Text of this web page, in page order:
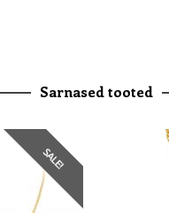
Sarnased tooted
SALE!